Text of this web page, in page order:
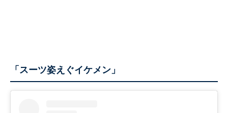
「スーツ姿えぐイケメン」